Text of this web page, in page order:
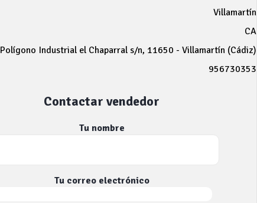
Villamartín
CA
Polígono Industrial el Chaparral s/n, 11650 - Villamartín (Cádiz)
956730353
Contactar vendedor
Tu nombre
Tu correo electrónico